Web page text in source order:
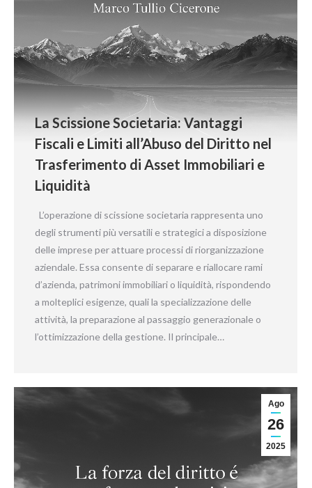
La Scissione Societaria: Vantaggi
Fiscali e Limiti all’Abuso del Diritto nel
Trasferimento di Asset Immobiliari e
Liquidità
L’operazione di scissione societaria rappresenta uno
degli strumenti più versatili e strategici a disposizione
delle imprese per attuare processi di riorganizzazione
aziendale. Essa consente di separare e riallocare rami
d’azienda, patrimoni immobiliari o liquidità, rispondendo
a molteplici esigenze, quali la specializzazione delle
attività, la preparazione al passaggio generazionale o
l’ottimizzazione della gestione. Il principale…
Ago
26
2025